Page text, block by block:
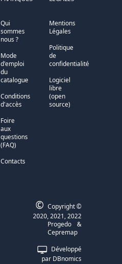
Qui
sommes
nous ?
Mode
d'emploi
du
catalogue
Conditions
d'accès
Foire
aux
questions
(FAQ)
Contacts
Mentions
Légales
Politique
de
confidentialité
Logiciel
libre
(open
source)
Développé
par DBnomics
© Copyright ©
2020, 2021, 2022
Progedo
&
Cepremap